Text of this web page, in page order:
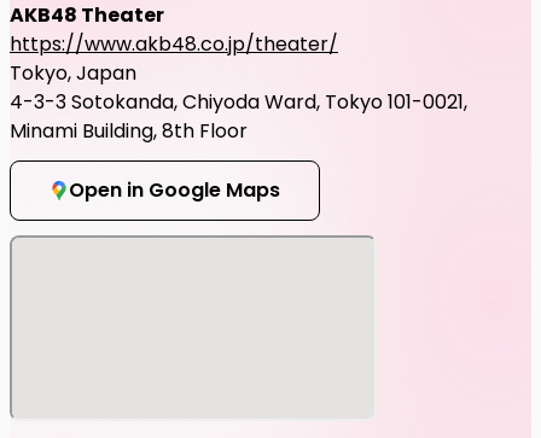
AKB48 Theater
https://www.akb48.co.jp/theater/
Tokyo, Japan
4-3-3 Sotokanda, Chiyoda Ward, Tokyo 101-0021,
Minami Building, 8th Floor
Open in Google Maps